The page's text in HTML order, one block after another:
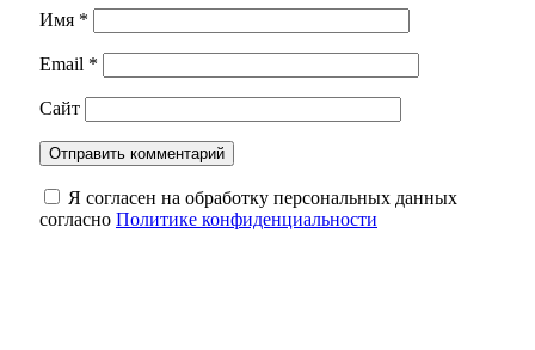
Имя *
Email *
Сайт
Я согласен на обработку персональных данных
согласно Политике конфиденциальности